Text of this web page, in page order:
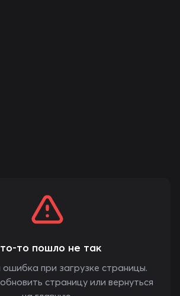
то пошло не так
при загрузке страницы.
страницу или вернуться